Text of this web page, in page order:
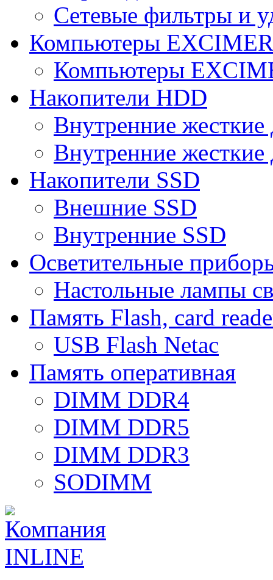
Сетевые фильтры и
Компьютеры
Компьютеры
Накопители HDD
Внутренние
Внутренние
Накопители SSD
Внешние SSD
Внутренние SSD
Осветительные
Настольные лампы
Память Flash, card
USB Flash Netac
Память оперативная
DIMM DDR4
DIMM DDR5
DIMM DDR3
SODIMM